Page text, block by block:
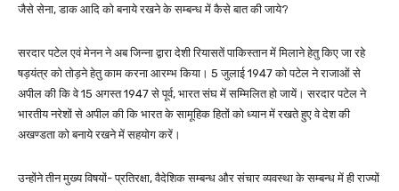
जैसे सेना, डाक आदि को बनाये रखने के सम्बन्ध में कैसे बात की जाये?
सरदार पटेल एवं मेनन ने अब जिन्ना द्वारा देशी रियासतें पाकिस्तान में मिलाने हेतु किए जा रहे
षड़यंत्र को तोड़ने हेतु काम करना आरम्भ किया। 5 जुलाई 1947 को पटेल ने राजाओं से
अपील की कि वे 15 अगस्त 1947 से पूर्व, भारत संघ में सम्मिलित हो जायें। सरदार पटेल ने
भारतीय नरेशों से अपील की कि भारत के सामूहिक हितों को ध्यान में रखते हुए वे देश की
अखण्डता को बनाये रखने में सहयोग करें।
उन्होंने तीन मुख्य विषयों- प्रतिरक्षा, वैदेशिक सम्बन्ध और संचार व्यवस्था के सम्बन्ध में ही राज्यों